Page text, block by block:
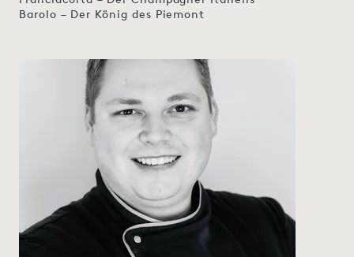
Barolo – Der König des Piemont